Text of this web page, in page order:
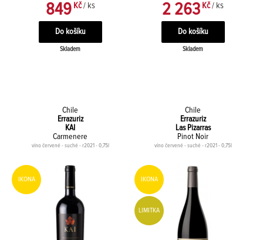
849Kč / ks
Skladem
2 263 Kč / ks
Skladem
Chile
Errazuriz
KAI
Carmenere
víno červené - suché - r2021 - 0,75l
IKONA
Chile
Errazuriz
Las Pizarras
Pinot Noir
víno červené - suché - r2021 - 0,75l
IKONA
LIMITKA